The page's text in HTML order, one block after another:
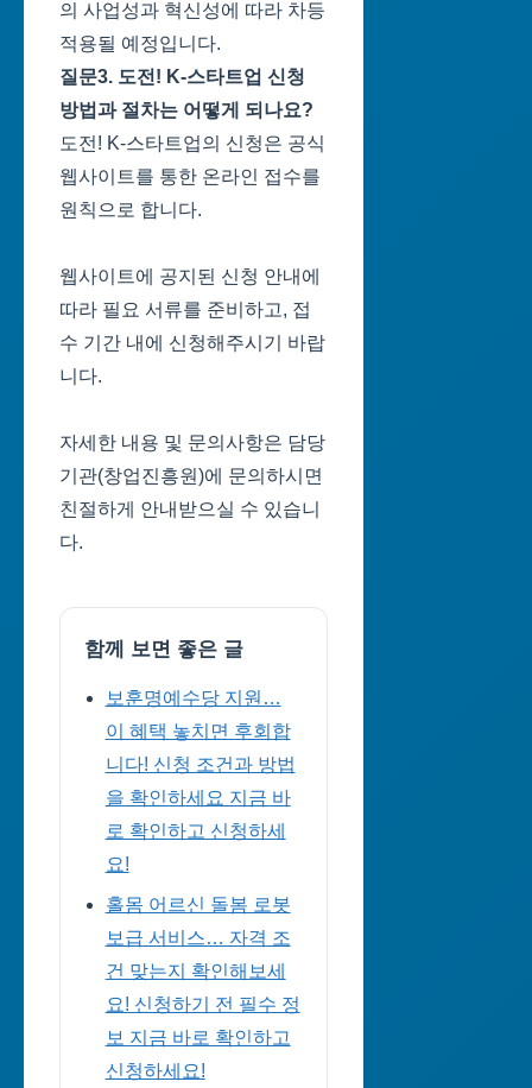
의 사업성과 혁신성에 따라 차등
적용될 예정입니다.
질문3. 도전! K-스타트업 신청
방법과 절차는 어떻게 되나요?
도전! K-스타트업의 신청은 공식
웹사이트를 통한 온라인 접수를
원칙으로 합니다.
웹사이트에 공지된 신청 안내에
따라 필요 서류를 준비하고, 접
수 기간 내에 신청해주시기 바랍
니다.
자세한 내용 및 문의사항은 담당
기관(창업진흥원)에 문의하시면
친절하게 안내받으실 수 있습니
다.
함께 보면 좋은 글
보훈명예수당 지원…
이 혜택 놓치면 후회합
니다! 신청 조건과 방법
을 확인하세요 지금 바
로 확인하고 신청하세
요!
홀몸 어르신 돌봄 로봇
보급 서비스… 자격 조
건 맞는지 확인해보세
요! 신청하기 전 필수 정
보 지금 바로 확인하고
신청하세요!